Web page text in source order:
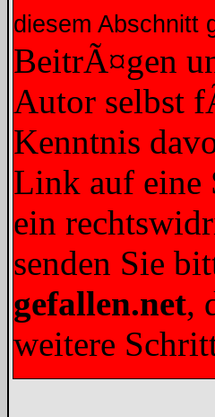
diesem Abschnitt
BeitrÃ¤gen
Autor selbst
Kenntnis
Link auf eine
ein
senden Sie
gefallen.net,
weitere